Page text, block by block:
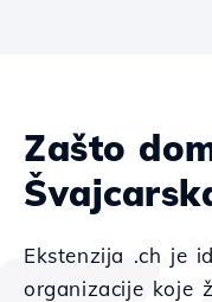
Zašto
Ekstenzija .ch je
organizacije koje